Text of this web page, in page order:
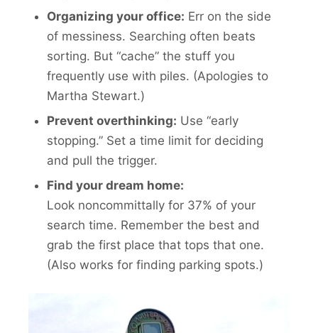
Organizing your office: Err on the side
of messiness. Searching often beats
sorting. But “cache” the stuff you
frequently use with piles. (Apologies to
Martha Stewart.)
Prevent overthinking: Use “early
stopping.” Set a time limit for deciding
and pull the trigger.
Find your dream home:
Look noncommittally for 37% of your
search time. Remember the best and
grab the first place that tops that one.
(Also works for finding parking spots.)